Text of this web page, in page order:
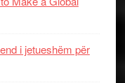
i jetueshëm për